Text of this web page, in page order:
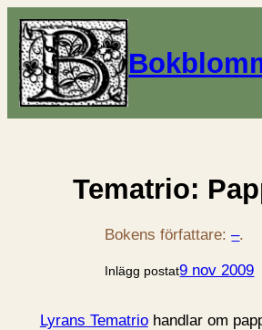
Tematrio:
Bokens författare:–.
Inlägg postat9 nov 2009
Lyrans Tematriohandlar om